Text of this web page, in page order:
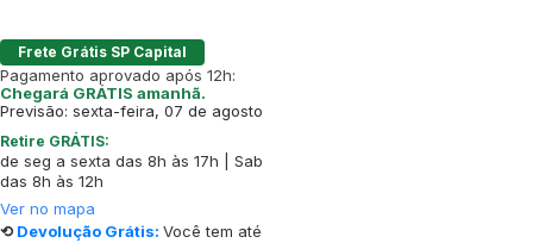
Frete Grátis SP Capital
Pagamento aprovado após 12h:
Chegará GRÁTIS amanhã.
Previsão: sexta-feira, 07 de agosto
Retire GRÁTIS:
de seg a sexta das 8h às 17h | Sab
das 8h às 12h
Ver no mapa
⟲ Devolução Grátis: Você tem até